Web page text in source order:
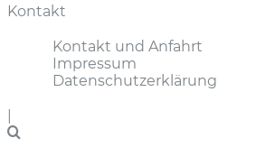
Kontakt
Kontakt und Anfahrt
Impressum
Datenschutzerklärung